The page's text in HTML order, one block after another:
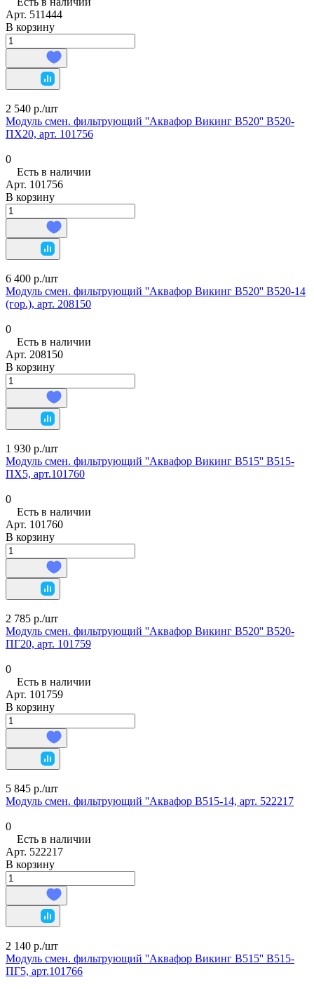
Арт. 511444
В корзину
2 540 р./шт
Модуль смен. фильтрующий ''Аквафор Викинг В520'' В520-
ПХ20, арт. 101756
0
Есть в наличии
Арт. 101756
В корзину
6 400 р./шт
Модуль смен. фильтрующий ''Аквафор Викинг В520'' В520-14
(гор.), арт. 208150
0
Есть в наличии
Арт. 208150
В корзину
1 930 р./шт
Модуль смен. фильтрующий ''Аквафор Викинг В515'' В515-
ПХ5, арт.101760
0
Есть в наличии
Арт. 101760
В корзину
2 785 р./шт
Модуль смен. фильтрующий ''Аквафор Викинг В520'' В520-
ПГ20, арт. 101759
0
Есть в наличии
Арт. 101759
В корзину
5 845 р./шт
Модуль смен. фильтрующий ''Аквафор В515-14, арт. 522217
0
Есть в наличии
Арт. 522217
В корзину
2 140 р./шт
Модуль смен. фильтрующий ''Аквафор Викинг В515'' В515-
ПГ5, арт.101766